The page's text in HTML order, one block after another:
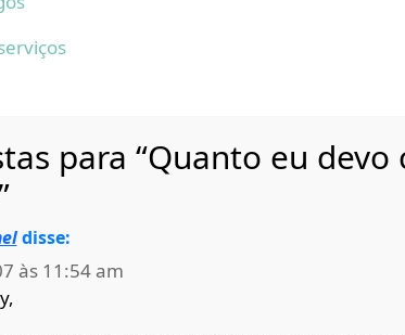
para “Quanto eu
disse:
às 11:54 am